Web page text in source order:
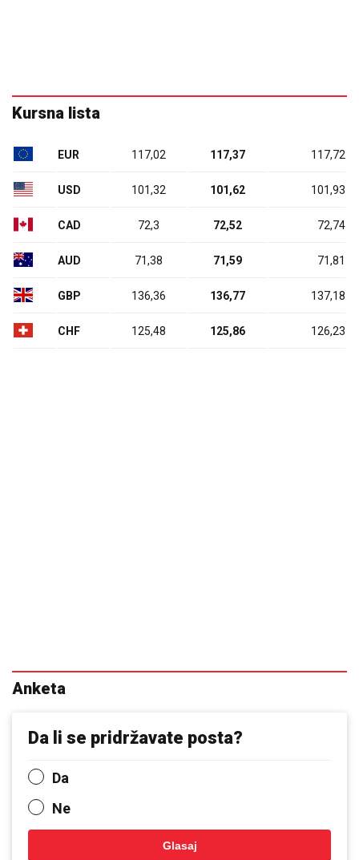
Kursna lista
EUR 117,02 117,37 117,72
USD 101,32 101,62 101,93
CAD 72,3 72,52 72,74
AUD 71,38 71,59 71,81
GBP 136,36 136,77 137,18
CHF 125,48 125,86 126,23
Anketa
Da li se pridržavate posta?
Da
Ne
Glasaj